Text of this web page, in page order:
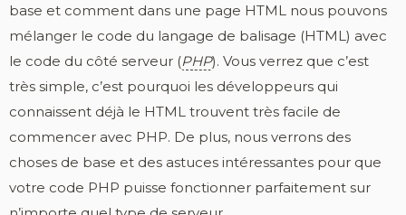
base et comment dans une page HTML nous pouvons
mélanger le code du langage de balisage (HTML) avec
le code du côté serveur (PHP). Vous verrez que c’est
très simple, c’est pourquoi les développeurs qui
connaissent déjà le HTML trouvent très facile de
commencer avec PHP. De plus, nous verrons des
choses de base et des astuces intéressantes pour que
votre code PHP puisse fonctionner parfaitement sur